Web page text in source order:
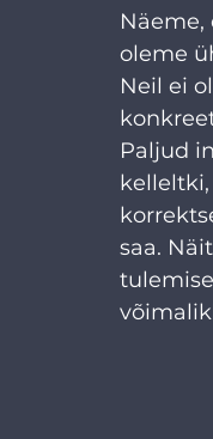
oleme
Neil ei
Paljud
saa.